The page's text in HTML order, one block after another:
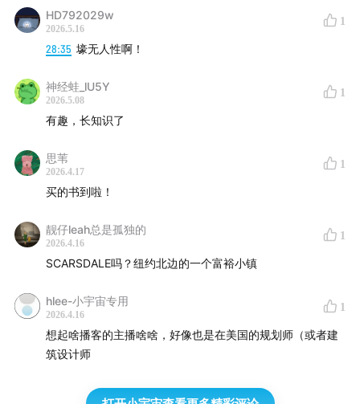
27:19 出乎意料的最终决定
托克维尔的反思
32:33 21世纪美式民主的异化
离开夺魂镇
38:29 美式民主失败了吗？
HD792029w
2026.5.16
1
28:35 壕无人性啊！
神经蛙_lU5Y
2026.5.08
1
有趣，长知识了
思苇
2026.4.17
1
买的书到啦！
靓仔leah总是孤独的
2026.4.16
1
SCARSDALE吗？纽约北边的一个富裕小镇
hlee-小宇宙专用
2026.4.16
1
想起啥播客的主播啥啥，好像也是在美国的规划师（或者建
筑设计师